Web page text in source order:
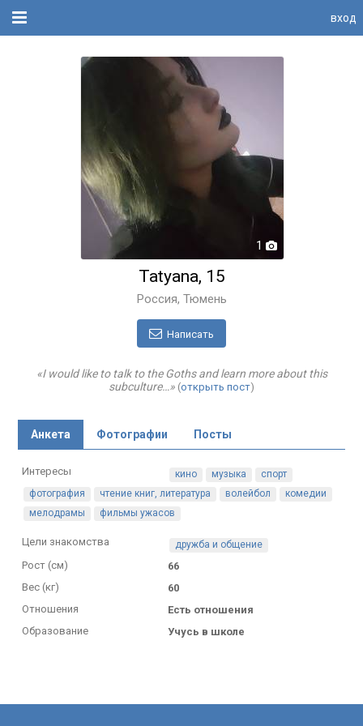
вход
1
Tatyana, 15
Россия, Тюмень
Написать
«I would like to talk to the Goths and learn more about this
subculture…» (открыть пост)
Анкета Фотографии Посты
Интересы кино музыка
спорт
фотография
чтение книг, литература волейбол
комедии
мелодрамы
фильмы ужасов
Цели знакомства дружба и общение
Рост (см)
66
Вес (кг)
60
Отношения
Есть отношения
Образование
Учусь в школе